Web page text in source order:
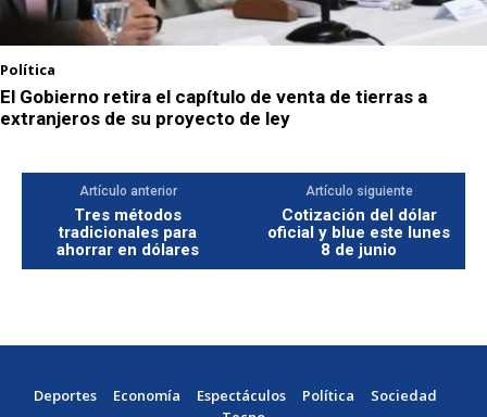
Política
El Gobierno retira el capítulo de venta de tierras a
extranjeros de su proyecto de ley
Artículo anterior
Tres métodos
tradicionales para
ahorrar en dólares
Artículo siguiente
Cotización del dólar
oficial y blue este lunes
8 de junio
Deportes Economía Espectáculos Política
Sociedad